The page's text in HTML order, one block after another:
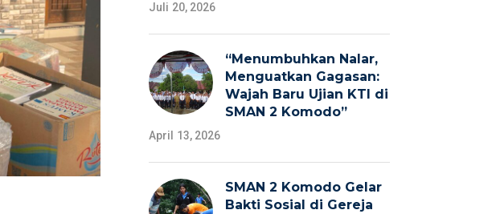
Juli 20, 2026
“Menumbuhkan Nalar,
Menguatkan Gagasan:
Wajah Baru Ujian KTI di
SMAN 2 Komodo”
April 13, 2026
SMAN 2 Komodo Gelar
Bakti Sosial di Gereja